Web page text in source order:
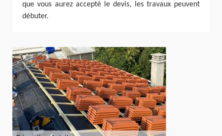
que vous aurez accepté le devis, les travaux peuvent
débuter.